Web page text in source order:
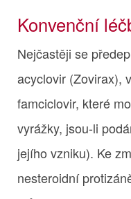
Konvenční
Nejčastěji se
acyclovir (Zovirax),
famciclovir, které
vyrážky, jsou-li
jejího vzniku). Ke
nesteroidní